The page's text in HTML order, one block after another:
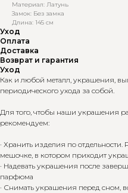
Материал: Латунь
Замок: Без замка
Длина: 145 см
Уход
Оплата
Доставка
Возврат и гарантия
Уход
Как и любой металл, украшения,
периодического ухода за собой.
Для того, чтобы наши украшения
рекомендуем:
· Хранить изделия по
мешочке, в котором приходит
· Надевать украшения после
парфюма
· Снимать украшения перед